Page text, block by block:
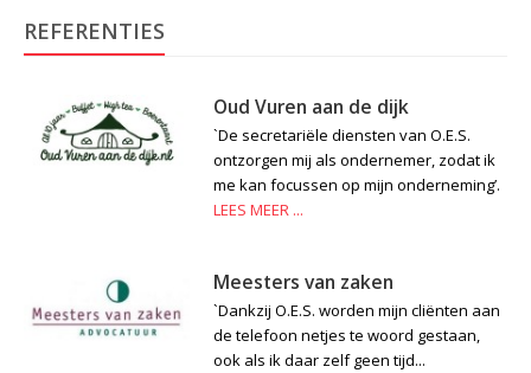
REFERENTIES
Oud Vuren aan de dijk
`De secretariële diensten van O.E.S.
ontzorgen mij als ondernemer, zodat ik
me kan focussen op mijn onderneming’.
LEES MEER ...
Meesters van zaken
`Dankzij O.E.S. worden mijn cliënten aan
de telefoon netjes te woord gestaan,
ook als ik daar zelf geen tijd...